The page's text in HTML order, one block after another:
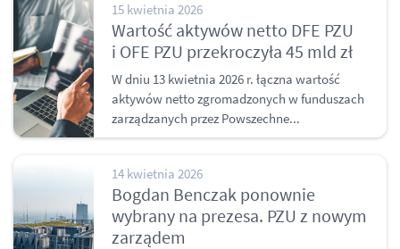
15 kwietnia 2026
Wartość aktywów netto DFE PZU
i OFE PZU przekroczyła 45 mld zł
W dniu 13 kwietnia 2026 r. łączna wartość
aktywów netto zgromadzonych w funduszach
zarządzanych przez Powszechne...
14 kwietnia 2026
Bogdan Benczak ponownie
wybrany na prezesa. PZU z nowym
zarządem